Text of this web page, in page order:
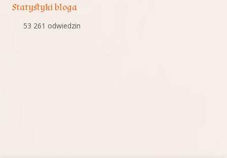
Statystyki bloga
53 261 odwiedzin